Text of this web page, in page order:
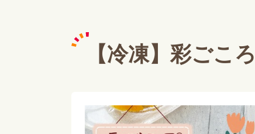
【冷凍】彩ごこ